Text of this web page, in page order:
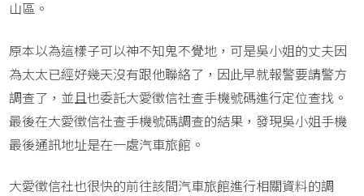
山區。
原本以為這樣子可以神不知鬼不覺地，可是吳小姐的丈夫因
為太太已經好幾天沒有跟他聯絡了，因此早就報警要請警方
調查了，並且也委託大愛徵信社查手機號碼進行定位查找。
最後在大愛徵信社查手機號碼調查的結果，發現吳小姐手機
最後通訊地址是在一處汽車旅館。
大愛徵信社也很快的前往該間汽車旅館進行相關資料的調